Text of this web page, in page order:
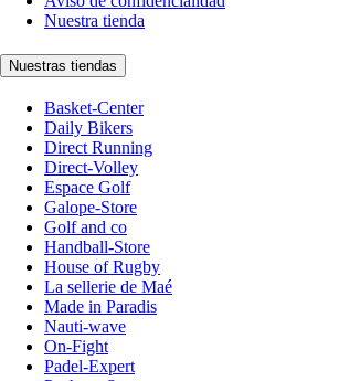
Nuestra tienda
Nuestras tiendas
Basket-Center
Daily Bikers
Direct Running
Direct-Volley
Espace Golf
Galope-Store
Golf and co
Handball-Store
House of Rugby
La sellerie de Maé
Made in Paradis
Nauti-wave
On-Fight
Padel-Expert